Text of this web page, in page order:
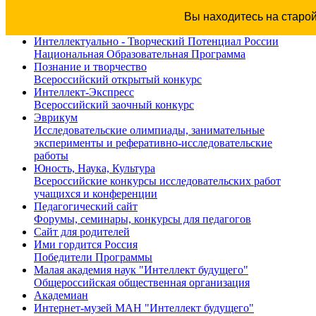
Вы находитесь на
Интеллектуально - Творческий Потенциал России
Национальная Образовательная Программа
Познание и творчество
Всероссийский открытый конкурс
Интеллект-Экспресс
Всероссийский заочный конкурс
Эврикум
Исследовательские олимпиады, занимательные
эксперименты и реферативно-исследовательские
работы
Юность, Наука, Культура
Всероссийские конкурсы исследовательских работ
учащихся и конференции
Педагогический сайт
Форумы, семинары, конкурсы для педагогов
Сайт для родителей
Ими гордится Россия
Победители Программы
Малая академия наук "Интеллект будущего"
Общероссийская общественная организация
Академиан
Интернет-музей МАН "Интеллект будущего"